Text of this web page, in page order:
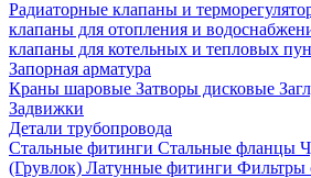
Радиаторные клапаны и
клапаны для отопления и
клапаны для котельных и тепловых
Запорная арматура
Краны шаровые Затворы дисковые
Задвижки
Детали трубопровода
Стальные фитинги Стальные фланцы
(Грувлок) Латунные фитинги Фильтры